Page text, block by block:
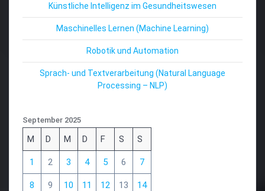
Künstliche Intelligenz im Gesundheitswesen
Maschinelles Lernen (Machine Learning)
Robotik und Automation
Sprach- und Textverarbeitung (Natural Language
Processing – NLP)
September 2025
M D M D F S S
1 2 3 4 5 6 7
8 9 10 11 12 13 14